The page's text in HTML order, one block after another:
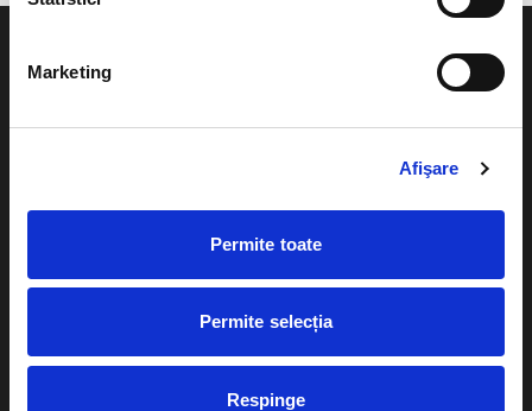
Marketing
Afişare
Permite toate
Permite selecția
Respinge
Cum comand bilete?
eBilet printat acasa
Livrare prin curier
Cultura